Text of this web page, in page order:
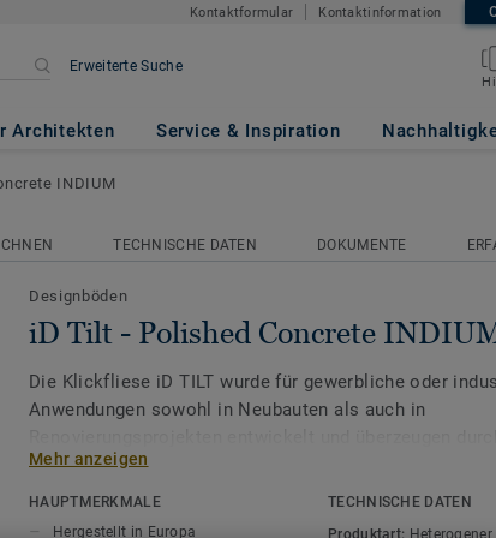
Kontaktformular Kontaktinformation
Erweiterte Suche
Architekten Service & Inspiration
INDIUM
TECHNISCHE DATEN DOKUMENTE
Designböden
iD Tilt - Polished Concrete
Die Klickfliese iD TILT wurde für gewerbliche oder
Anwendungen sowohl in Neubauten als auch in
Konstruktion, bei gleichzeitiger Zeit- und
PVC Klickfliesen lassen sich dank
Mehr anzeigen
HAUPTMERKMALE
Hergestellt in Europa
TECHNISCHE DATEN
Produktart:Heterogener